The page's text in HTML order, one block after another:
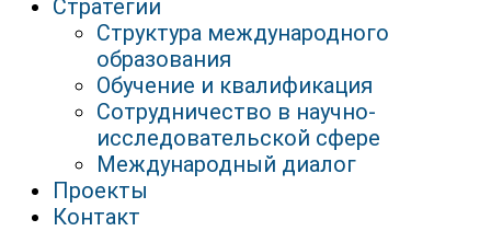
Стратегии
Структура международного
образования
Обучение и квалификация
Сотрудничество в научно-
исследовательской сфере
Международный диалог
Проекты
Контакт